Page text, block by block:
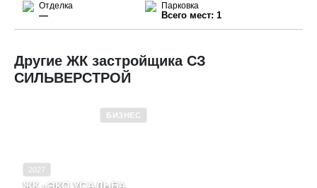
Отделка
—
Парковка
Всего мест: 1
Другие ЖК застройщика СЗ
СИЛЬВЕРСТРОЙ
БИЗНЕС
2027
ЖК «ЭКО УСАДЬБА